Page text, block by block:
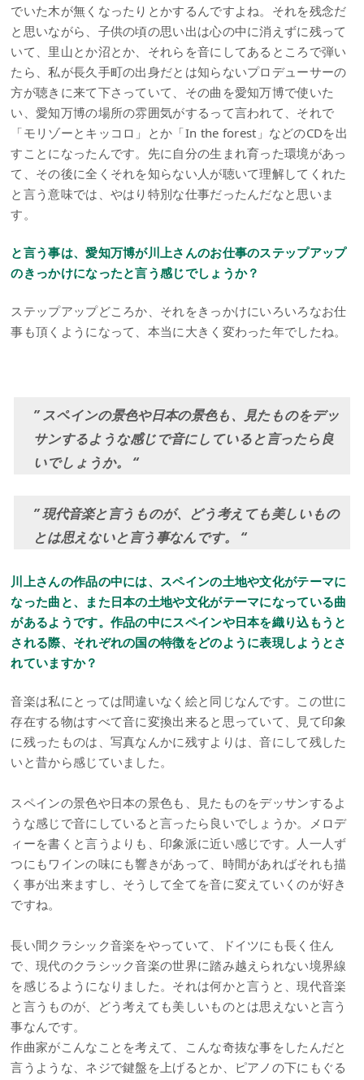
でいた木が無くなったりとかするんですよね。それを残念だ
と思いながら、子供の頃の思い出は心の中に消えずに残って
いて、里山とか沼とか、それらを音にしてあるところで弾い
たら、私が長久手町の出身だとは知らないプロデューサーの
方が聴きに来て下さっていて、その曲を愛知万博で使いた
い、愛知万博の場所の雰囲気がするって言われて、それで
「モリゾーとキッコロ」とか「In the forest」などのCDを出
すことになったんです。先に自分の生まれ育った環境があっ
て、その後に全くそれを知らない人が聴いて理解してくれた
と言う意味では、やはり特別な仕事だったんだなと思いま
す。
と言う事は、愛知万博が川上さんのお仕事のステップアップ
のきっかけになったと言う感じでしょうか？
ステップアップどころか、それをきっかけにいろいろなお仕
事も頂くようになって、本当に大きく変わった年でしたね。
” スペインの景色や日本の景色も、見たものをデッ
サンするような感じで音にしていると言ったら良
いでしょうか。 “
” 現代音楽と言うものが、どう考えても美しいもの
とは思えないと言う事なんです。 “
川上さんの作品の中には、スペインの土地や文化がテーマに
なった曲と、また日本の土地や文化がテーマになっている曲
があるようです。作品の中にスペインや日本を織り込もうと
される際、それぞれの国の特徴をどのように表現しようとさ
れていますか？
音楽は私にとっては間違いなく絵と同じなんです。この世に
存在する物はすべて音に変換出来ると思っていて、見て印象
に残ったものは、写真なんかに残すよりは、音にして残した
いと昔から感じていました。
スペインの景色や日本の景色も、見たものをデッサンするよ
うな感じで音にしていると言ったら良いでしょうか。メロデ
ィーを書くと言うよりも、印象派に近い感じです。人一人ず
つにもワインの味にも響きがあって、時間があればそれも描
く事が出来ますし、そうして全てを音に変えていくのが好き
ですね。
長い間クラシック音楽をやっていて、ドイツにも長く住ん
で、現代のクラシック音楽の世界に踏み越えられない境界線
を感じるようになりました。それは何かと言うと、現代音楽
と言うものが、どう考えても美しいものとは思えないと言う
事なんです。
作曲家がこんなことを考えて、こんな奇抜な事をしたんだと
言うような、ネジで鍵盤を上げるとか、ピアノの下にもぐる